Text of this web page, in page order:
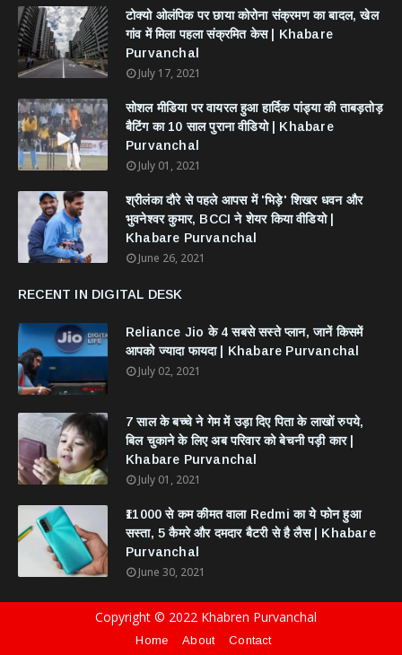
टोक्यो ओलंपिक पर छाया कोरोना संक्रमण का बादल, खेल
गांव में मिला पहला संक्रमित केस | Khabare
Purvanchal
July 17, 2021
सोशल मीडिया पर वायरल हुआ हार्दिक पांड्या की ताबड़तोड़
बैटिंग का 10 साल पुराना वीडियो | Khabare
Purvanchal
July 01, 2021
श्रीलंका दौरे से पहले आपस में 'भिड़े' शिखर धवन और
भुवनेश्वर कुमार, BCCI ने शेयर किया वीडियो |
Khabare Purvanchal
June 26, 2021
RECENT IN DIGITAL DESK
Reliance Jio के 4 सबसे सस्ते प्लान, जानें किसमें
आपको ज्यादा फायदा | Khabare Purvanchal
July 02, 2021
7 साल के बच्चे ने गेम में उड़ा दिए पिता के लाखों रुपये,
बिल चुकाने के लिए अब परिवार को बेचनी पड़ी कार |
Khabare Purvanchal
July 01, 2021
₹11000 से कम कीमत वाला Redmi का ये फोन हुआ
सस्ता, 5 कैमरे और दमदार बैटरी से है लैस | Khabare
Purvanchal
June 30, 2021
Copyright © 2022 Khabren Purvanchal
Home About Contact